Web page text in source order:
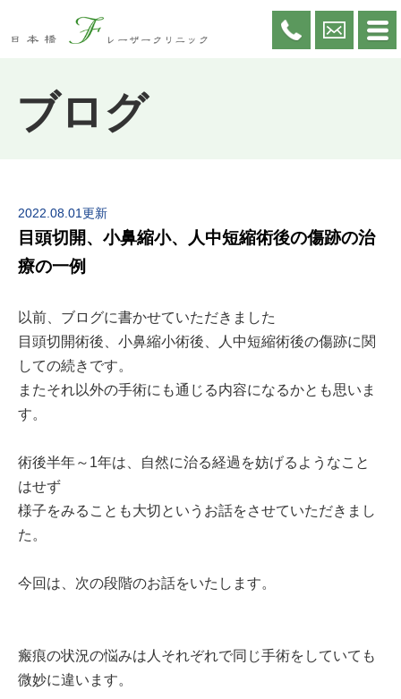
ブログ
2022.08.01更新
目頭切開、小鼻縮小、人中短縮術後の傷跡の治
療の一例
以前、ブログに書かせていただきました
目頭切開術後、小鼻縮小術後、人中短縮術後の傷跡に関
しての続きです。
またそれ以外の手術にも通じる内容になるかとも思いま
す。
術後半年～1年は、自然に治る経過を妨げるようなこと
はせず
様子をみることも大切というお話をさせていただきまし
た。
今回は、次の段階のお話をいたします。
瘢痕の状況の悩みは人それぞれで同じ手術をしていても
微妙に違います。